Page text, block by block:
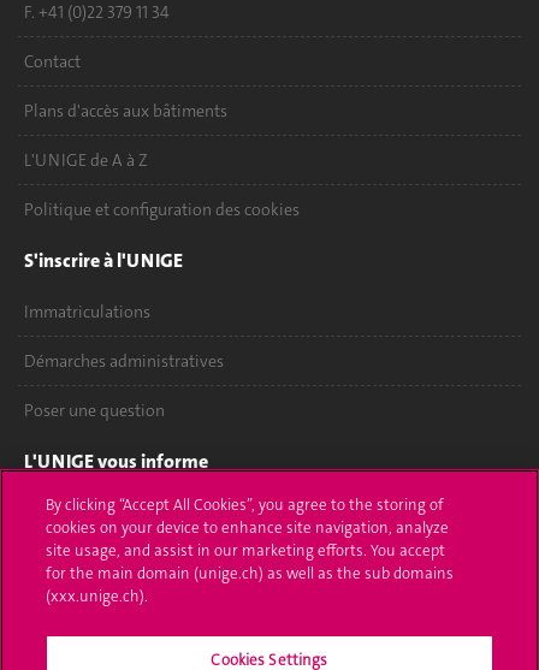
F. +41 (0)22 379 11 34
Contact
Plans d'accès aux bâtiments
L'UNIGE de A à Z
Politique et configuration des cookies
S'inscrire à l'UNIGE
Immatriculations
Démarches administratives
Poser une question
L'UNIGE vous informe
UNIGE Mobile
Médias
Offres d'emploi
By clicking “Accept All Cookies”, you agree to the storing of
cookies on your device to enhance site navigation, analyze
site usage, and assist in our marketing efforts. You accept
for the main domain (unige.ch) as well as the sub domains
(xxx.unige.ch).
Cookies Settings